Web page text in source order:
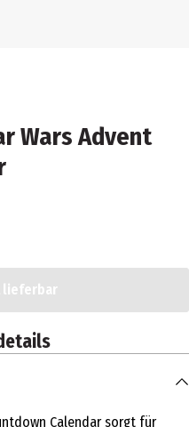
Wars Advent
lieferbar
Calendar sorgt für